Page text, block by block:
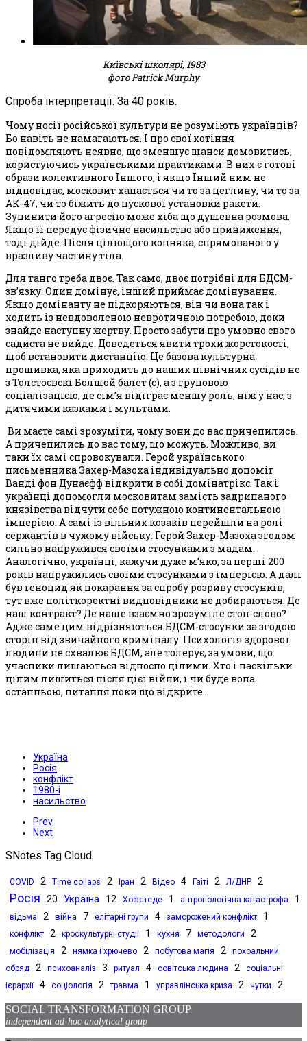
Київські школярі, 1983
фото Patrick Murphy
Спроба інтерпретації. За 40 років.
Чому носії російської культури не розуміють українців?
Бо навіть не намагаються. І про свої хотіння
повідомляють неявно, що зменшує шанси домовитись,
користуючись українськими практиками. В них є готові
образи колективного Іншого, і якщо Інший ним не
відповідає, московит хапається чи то за цеглину, чи то за
АК-47, чи то біжить до пускової установки ракети.
Зупинити його агресію може хіба що душевна розмова.
Якщо її передує фізичне насильство або приниження,
тоді дійде. Після цілющого копняка, спрямованого у
вразливу частину тіла.
Для танго треба двоє. Так само, двоє потрібні для БДСМ-
зв’язку. Один домінує, інший приймає домінування.
Якщо домінанту не підкоряються, він чи вона так і
ходить із невдоволеною невротичною потребою, доки
знайде наступну жертву. Просто забути про умовно свого
садиста не вийде. Доведеться явити трохи жорстокості,
щоб встановити дистанцію. Це базова культурна
прошивка, яка приходить до наших північних сусідів не
з Толстоєвскі Болшой балет (с), а з груповою
соціалізацією, де сім’я відіграє меншу роль, ніж у нас, з
дитячими казками і мультами.
Ви маєте самі зрозуміти, чому вони до вас причепились.
А причепились до вас тому, що можуть. Можливо, ви
таки їх самі спровокували. Герой українського
письменника Захер-Мазоха індивідуально допоміг
Ванді фон Дунаєфф відкрити в собі домінатрікс. Так і
українці допомогли московитам замість задрипаного
князівства відчути себе потужною континентальною
імперією. А самі із вільних козаків перейшли на ролі
сержантів в чужому війську. Герой Захер-Мазоха згодом
сильно напружився своїми стосунками з мадам.
Аналогічно, українці, кажучи дуже м’яко, за перші 200
років напружились своїми стосунками з імперією. А далі
був геноцид як покарання за спробу розриву стосунків;
тут вже політкоректні видповідники не добираються. Де
наш контракт? Де наше взаємно зрозуміле стоп-слово?
Адже саме цим відрізняються БДСМ-стосунки за згодою
сторін від звичайного криміналу. Психологія здорової
людини не схвалює БДСМ, але толерує, за умови, що
учасники лишаються відносно цілими. Хто і наскільки
цілим лишиться після цієї війни, і чи буде вона
останньою, питання поки що відкрите...
Україна
Росія
конфлікт
1980-і
насильство
Prev
Next
SNotes Tag Cloud
COVID 2 Time collaps 2 Іран 2 Відео 4 Гаіті 2 Л/ДНР 2
Росія 20 Україна 12 Хофстеде 1 антропологічна катастрофа 1
відьма 2 війна 7 елітарні групи 4 заморожений конфлікт 1
конфлікт 2 кроскультурні студії 1 кухня 7 методологи 2
мобілізація 2 нямка і хрючево 2 побутова магія 2
похоальний
обряд
2 психоаналіз 3 ритуал 4 совітська людина 2
соціальні
ієрархії
4 соціологія 2 травма 1 управлінська криза 2 чутки 2
SOCIAL TRANSFORMATION GROUP
independent ad-hoc analytical group